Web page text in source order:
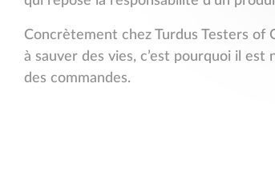
Concrètement chez Turdus Testers of
à sauver des vies, c’est pourquoi il
des commandes.